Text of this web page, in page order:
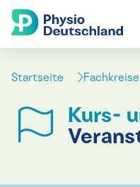
Startseite Fachkreise
Kurs-